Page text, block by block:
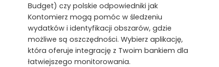
Budget) czy polskie odpowiedniki jak
Kontomierz mogą pomóc w śledzeniu
wydatków i identyfikacji obszarów, gdzie
możliwe są oszczędności. Wybierz aplikację,
która oferuje integrację z Twoim bankiem dla
łatwiejszego monitorowania.